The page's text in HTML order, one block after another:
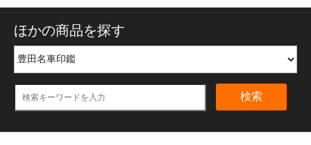
ほかの商品を探す
検索